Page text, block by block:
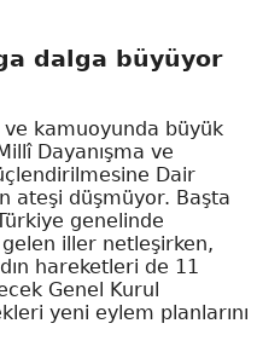
dalga büyüyor
ve kamuoyunda büyük
Dayanışma ve
Dair
ateşi düşmüyor. Başta
genelinde
iller netleşirken,
hareketleri de 11
Genel Kurul
yeni eylem planlarını